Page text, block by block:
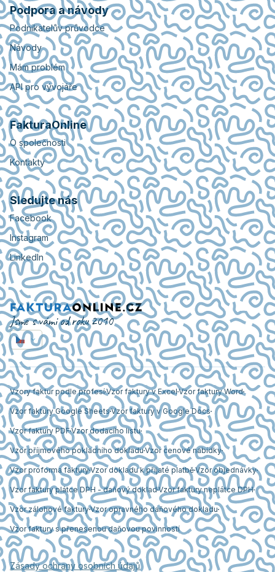
Podpora a návody
Podnikatelův průvodce
Návody
Mám problém
API pro vývojáře
FakturaOnline
O společnosti
Kontakty
Sledujte nás
Facebook
Instagram
LinkedIn
Jsme s vámi od roku 2010
Vzory faktur podle profesíVzor faktury v ExcelVzor faktury Word
Vzor faktury Google SheetsVzor faktury v Google Docs
Vzor faktury PDFVzor dodacího listu
Vzor příjmového pokladního dokladuVzor cenové nabídky
Vzor proforma fakturyVzor dokladu k přijaté platběVzor objednávky
Vzor faktury plátce DPH - daňový dokladVzor faktury neplátce DPH
Vzor zálohové fakturyVzor opravného daňového dokladu
Vzor faktury s přenesenou daňovou povinností
Zásady ochrany osobních údajů